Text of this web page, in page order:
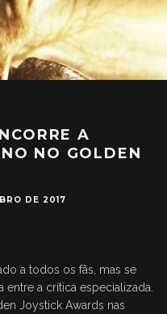
A
NO GOLDEN
DE 2017
a todos os fãs, mas se
a crítica especializada.
Joystick Awards nas